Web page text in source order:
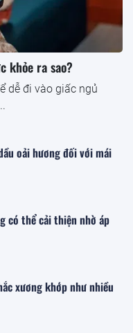
khỏe ra sao?
dễ đi vào giấc ngủ
oải hương đối với mái
có thể cải thiện nhờ áp
xương khớp như nhiều